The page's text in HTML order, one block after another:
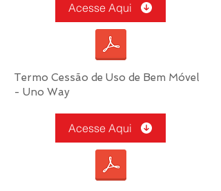
Acesse Aqui
Termo Cessão de Uso de Bem Móvel
- Uno Way
Acesse Aqui